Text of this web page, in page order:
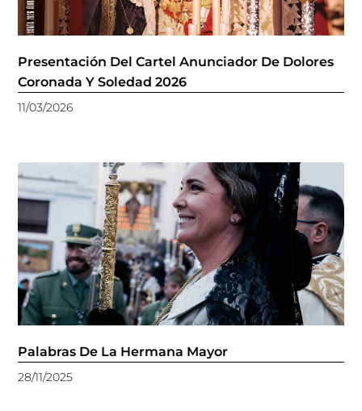
Presentación Del Cartel Anunciador De Dolores
Coronada Y Soledad 2026
11/03/2026
Palabras De La Hermana Mayor
28/11/2025